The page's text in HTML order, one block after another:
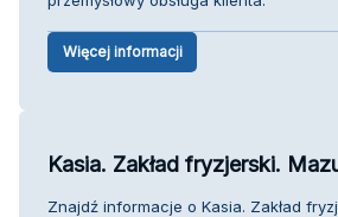
Więcej informacji
Kasia. Zakład fryzjerski.
Znajdź informacje o Kasia. Zakład